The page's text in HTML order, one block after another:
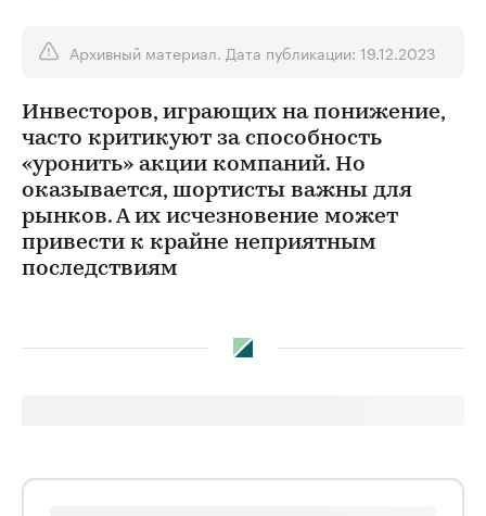
Архивный материал. Дата публикации: 19.12.2023
Инвесторов, играющих на понижение,
часто критикуют за способность
«уронить» акции компаний. Но
оказывается, шортисты важны для
рынков. А их исчезновение может
привести к крайне неприятным
последствиям